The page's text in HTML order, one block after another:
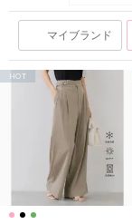
マイブランド
HOT